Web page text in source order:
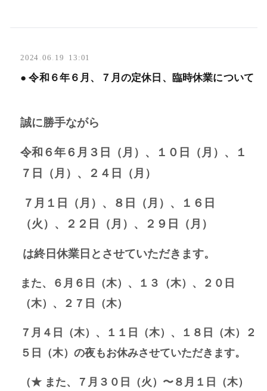
2024 . 06 . 19 13:01
● 令和６年６月、７月の定休日、臨時休業について
誠に勝手ながら
令和６年６月３日（月）、１０日（月）、１
７日（月）、２４日（月）
７月１日（月）、８日（月）、
１６日
（火）、２２日（月）、２９日（月）
は終日休業日とさせていただきます。
また、６ 月６日（木）、１３（木）、２０ 日
（木）、２７日（木）
７月４日（木）、１１日（木）、１８日（木）２
５日（木）の夜もお休みさせていただきます。
（★ また、７月３０日（火）〜８月１日（木）